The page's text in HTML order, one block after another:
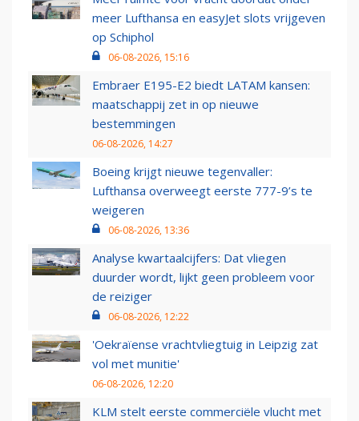
meer Lufthansa en easyJet slots vrijgeven
op Schiphol
06-08-2026, 15:16
Embraer E195-E2 biedt LATAM kansen:
maatschappij zet in op nieuwe
bestemmingen
06-08-2026, 14:27
Boeing krijgt nieuwe tegenvaller:
Lufthansa overweegt eerste 777-9’s te
weigeren
06-08-2026, 13:36
Analyse kwartaalcijfers: Dat vliegen
duurder wordt, lijkt geen probleem voor
de reiziger
06-08-2026, 12:22
'Oekraïense vrachtvliegtuig in Leipzig zat
vol met munitie'
06-08-2026, 12:20
KLM stelt eerste commerciële vlucht met